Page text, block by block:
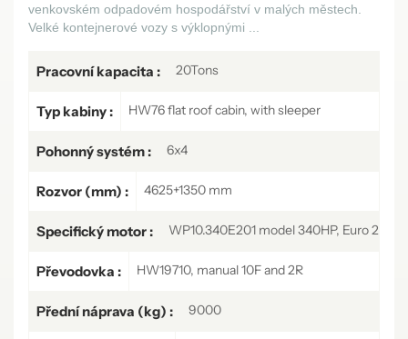
venkovském odpadovém hospodářství v malých městech.
Velké kontejnerové vozy s výklopnými ...
Pracovní kapacita : 20Tons
Typ kabiny : HW76 flat roof cabin, with sleeper
Pohonný systém : 6x4
Rozvor (mm) : 4625+1350 mm
Specifický motor : WP10.340E201 model 340HP, Euro 2
Převodovka : HW19710, manual 10F and 2R
Přední náprava (kg) : 9000